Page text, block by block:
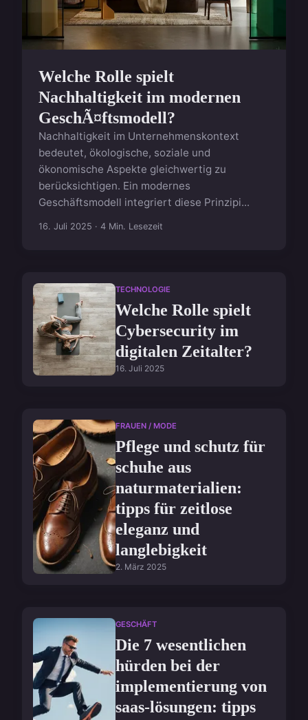
Welche Rolle spielt
Nachhaltigkeit im modernen
GeschÃ¤ftsmodell?
Nachhaltigkeit im Unternehmenskontext
bedeutet, ökologische, soziale und
ökonomische Aspekte gleichwertig zu
berücksichtigen. Ein modernes
Geschäftsmodell integriert diese Prinzipi...
16. Juli 2025 · 4 Min. Lesezeit
TECHNOLOGIE
Welche Rolle spielt
Cybersecurity im
digitalen Zeitalter?
16. Juli 2025
FRAUEN / MODE
Pflege und schutz für
schuhe aus
naturmaterialien:
tipps für zeitlose
eleganz und
langlebigkeit
2. März 2025
GESCHÄFT
Die 7 wesentlichen
hürden bei der
implementierung von
saas-lösungen: tipps